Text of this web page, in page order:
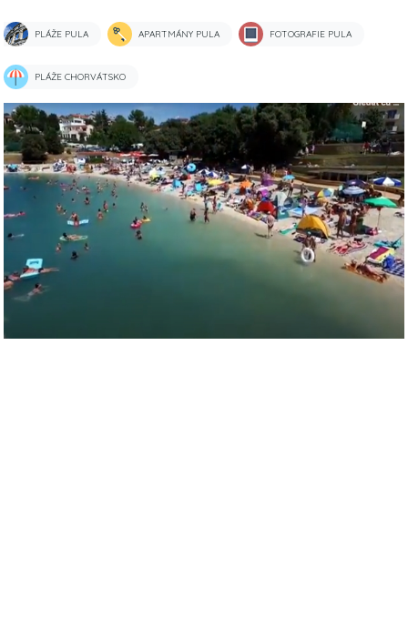
PLÁŽE PULA APARTMÁNY PULA FOTOGRAFIE PULA
PLÁŽE CHORVÁTSKO